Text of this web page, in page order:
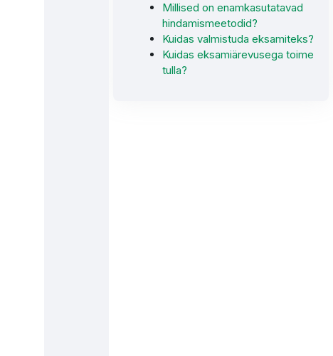
Millised on enamkasutatavad
hindamismeetodid?
Kuidas valmistuda eksamiteks?
Kuidas eksamiärevusega toime
tulla?